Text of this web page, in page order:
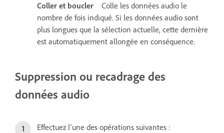
Coller et boucler
Colle les données audio le
nombre de fois indiqué. Si les données audio sont
plus longues que la sélection actuelle, cette dernière
est automatiquement allongée en conséquence.
Suppression ou recadrage des
données audio
Effectuez l’une des opérations suivantes :